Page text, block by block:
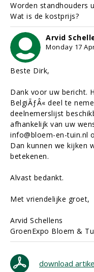
Worden standhouders
Wat is de kostprijs?
Arvid
Monday 17
Beste Dirk,
Dank voor uw bericht.
BelgiÃƒÂ« deel te
deelnemerslijst
afhankelijk van uw
info@bloem-en-tuin.nl
Dan kunnen we kijken
betekenen.
Alvast bedankt.
Met vriendelijke groet,
Arvid Schellens
GroenExpo Bloem &
download